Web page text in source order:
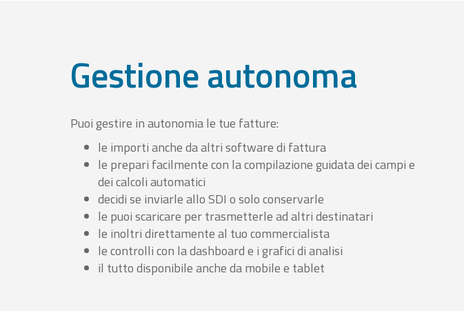
Gestione autonoma
Puoi gestire in autonomia le tue fatture:
le importi anche da altri software di fattura
le prepari facilmente con la compilazione guidata dei campi e
dei calcoli automatici
decidi se inviarle allo SDI o solo conservarle
le puoi scaricare per trasmetterle ad altri destinatari
le inoltri direttamente al tuo commercialista
le controlli con la dashboard e i grafici di analisi
il tutto disponibile anche da mobile e tablet